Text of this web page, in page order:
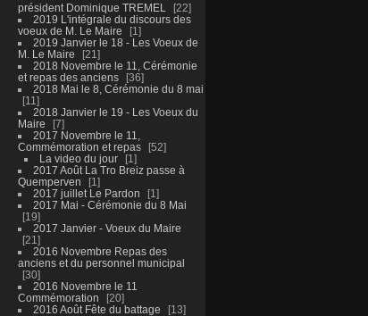
président Dominique TREMEL
22
2019 L'intégrale du discours des
voeux de M. Le Maire
1
2019 Janvier le 18 - Les Voeux de
M. Le Maire
21
2018 Novembre le 11, Cérémonie
et repas des anciens
36
2018 Mai le 8, Cérémonie du 8 mai
11
2018 Janvier le 19 - Les Voeux du
Maire
7
2017 Novembre le 11,
Commémoration et repas
52
La video du jour
1
2017 Août La Tro Breiz passe à
Quemperven
1
2017 juillet Le Pardon
1
2017 Mai - Cérémonie du 8 Mai
19
2017 Janvier - Voeux du Maire
21
2016 Novembre Repas des
anciens et du personnel municipal
30
2016 Novembre le 11
Commémoration
20
2016 Août Fête du battage
13